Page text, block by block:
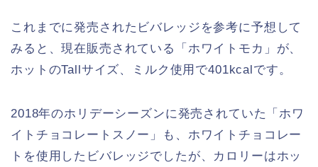
これまでに発売されたビバレッジを参考に予想して
みると、現在販売されている「ホワイトモカ」が、
ホットのTallサイズ、ミルク使用で401kcalです。
2018年のホリデーシーズンに発売されていた「ホワ
イトチョコレートスノー」も、ホワイトチョコレー
トを使用したビバレッジでしたが、カロリーはホッ